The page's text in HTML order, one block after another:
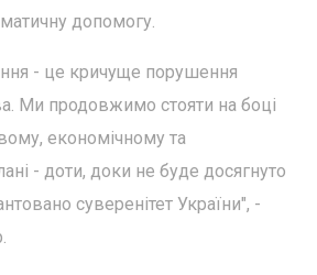
допомогу.
- це кричуще порушення
Ми продовжимо стояти на боці
економічному та
- доти, доки не буде досягнуто
суверенітет України", -